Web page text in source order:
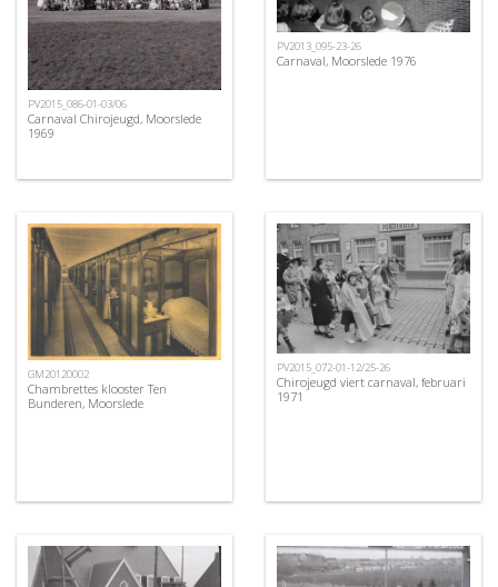
PV2015_086-01-03/06
Carnaval Chirojeugd, Moorslede
1969
PV2013_095-23-26
Carnaval, Moorslede 1976
GM20120002
Chambrettes klooster Ten
Bunderen, Moorslede
PV2015_072-01-12/25-26
Chirojeugd viert carnaval, februari
1971